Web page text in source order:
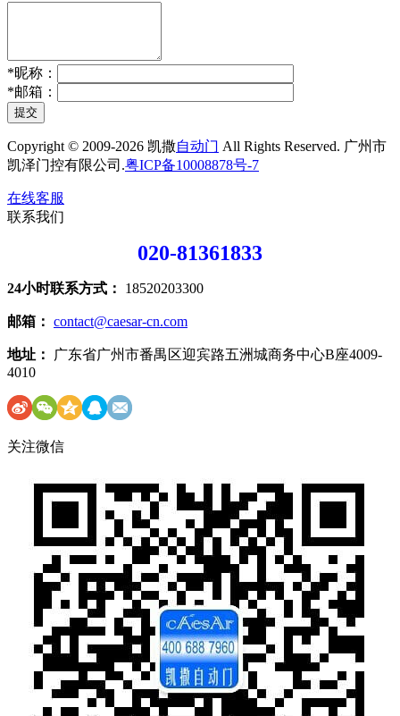
*昵称：
*邮箱：
提交
Copyright © 2009-2026 凯撒自动门 All Rights Reserved. 广州市
凯泽门控有限公司.粤ICP备10008878号-7
在线客服
联系我们
020-81361833
24小时联系方式： 18520203300
邮箱： contact@caesar-cn.com
地址：
广东省广州市番禺区迎宾路五洲城商务中心B座4009-
4010
关注微信